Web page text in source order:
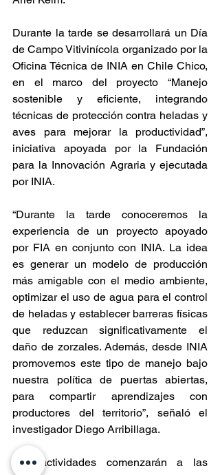
Durante la tarde se desarrollará un Día
de Campo Vitivinícola organizado por la
Oficina Técnica de INIA en Chile Chico,
en el marco del proyecto “Manejo
sostenible y eficiente, integrando
técnicas de protección contra heladas y
aves para mejorar la productividad”,
iniciativa apoyada por la Fundación
para la Innovación Agraria y ejecutada
por INIA.
“Durante la tarde conoceremos la
experiencia de un proyecto apoyado
por FIA en conjunto con INIA. La idea
es generar un modelo de producción
más amigable con el medio ambiente,
optimizar el uso de agua para el control
de heladas y establecer barreras físicas
que reduzcan significativamente el
daño de zorzales. Además, desde INIA
promovemos este tipo de manejo bajo
nuestra política de puertas abiertas,
para compartir aprendizajes con
productores del territorio”, señaló el
investigador Diego Arribillaga.
Las actividades comenzarán a las